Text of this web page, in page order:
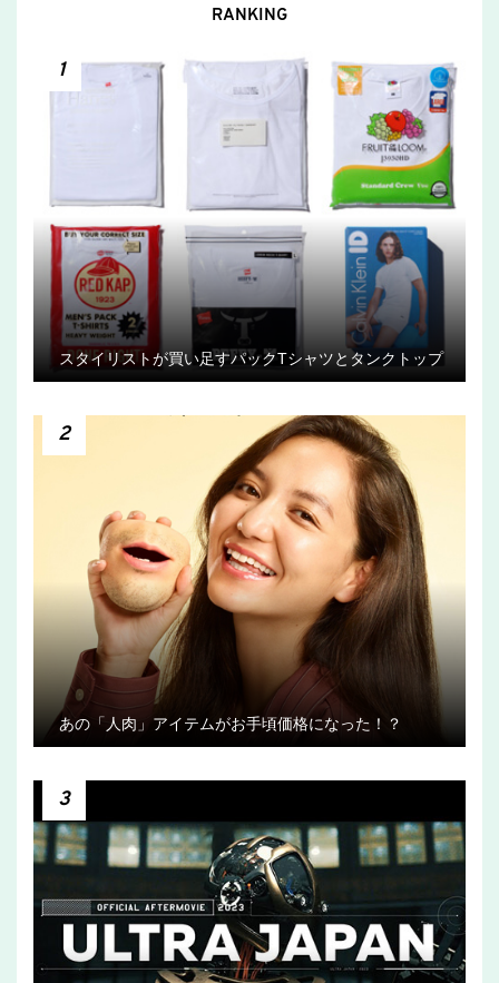
RANKING
1
スタイリストが買い足すパックTシャツとタンクトップ
2
あの「人肉」アイテムがお手頃価格になった！？
3